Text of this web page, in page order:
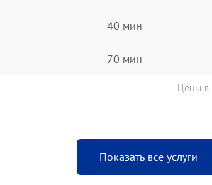
40 мин
70 мин
Цены в
Показать все услуги